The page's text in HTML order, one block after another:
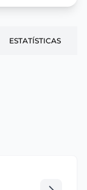
ESTATÍSTICAS